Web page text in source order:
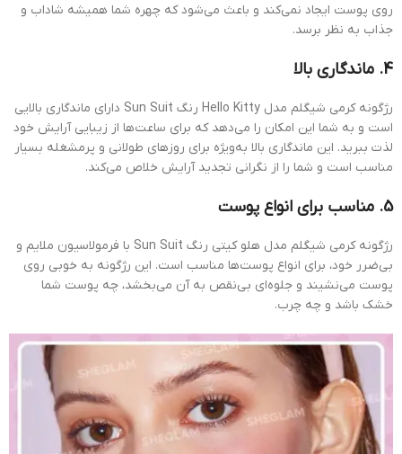
روی پوست ایجاد نمی‌کند و باعث می‌شود که چهره شما همیشه شاداب و
جذاب به نظر برسد.
4. ماندگاری بالا
رژگونه کرمی شیگلم مدل Hello Kitty رنگ Sun Suit دارای ماندگاری بالایی
است و به شما این امکان را می‌دهد که برای ساعت‌ها از زیبایی آرایش خود
لذت ببرید. این ماندگاری بالا به‌ویژه برای روزهای طولانی و پرمشغله بسیار
مناسب است و شما را از نگرانی تجدید آرایش خلاص می‌کند.
5. مناسب برای انواع پوست
رژگونه کرمی شیگلم مدل هلو کیتی رنگ Sun Suit با فرمولاسیون ملایم و
بی‌ضرر خود، برای انواع پوست‌ها مناسب است. این رژگونه به خوبی روی
پوست می‌نشیند و جلوه‌ای بی‌نقص به آن می‌بخشد، چه پوست شما
خشک باشد و چه چرب.